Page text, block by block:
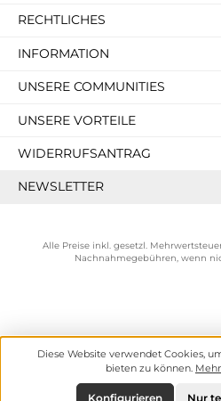
RECHTLICHES
INFORMATION
UNSERE COMMUNITIES
UNSERE VORTEILE
WIDERRUFSANTRAG
NEWSLETTER
Alle Preise inkl. gesetzl.
Nachnahmegebühren, wenn
Diese Website verwendet Cookies,
bieten zu können.
Nur
Konfigurieren